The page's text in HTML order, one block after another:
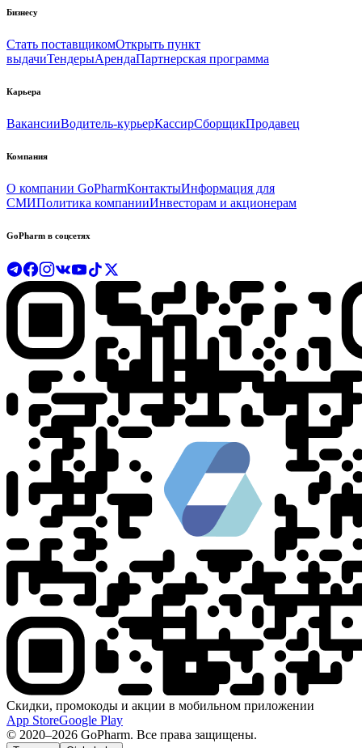
Бизнесу
Стать поставщикомОткрыть пункт
выдачиТендерыАрендаПартнерская программа
Карьера
ВакансииВодитель-курьерКассирСборщикПродавец
Компания
О компании GoPharmКонтактыИнформация для
СМИПолитика компанииИнвесторам и акционерам
GoPharm в соцсетях
Скидки, промокоды и акции в мобильном приложении
App StoreGoogle Play
© 2020–2026 GoPharm. Все права защищены.